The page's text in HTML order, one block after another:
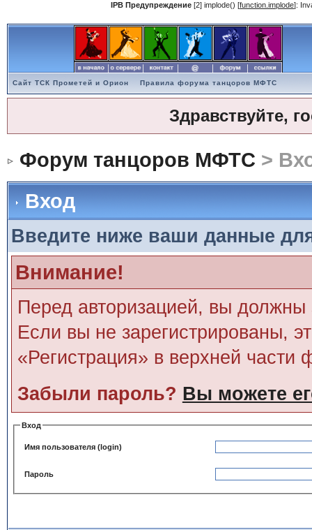
IPB Предупреждение [2] implode() [function.implode]:
Сайт ТСК Прометей и Орион Правила форума танцоров МФТС
Здравствуйте,
Форум танцоров МФТС >
Вход
Введите ниже ваши данные
Внимание!
Перед авторизацией, вы должны
Если вы не зарегистрированы,
«Регистрация» в верхней части
Забыли пароль? Вы можете
Вход
Имя пользователя (login)
Пароль